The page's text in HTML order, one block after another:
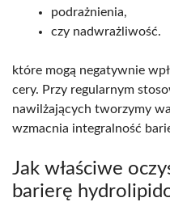
podrażnienia,
czy nadwrażliwość.
które mogą negatywnie
cery. Przy regularnym
nawilżających tworzymy
wzmacnia integralność
Jak właściwe
barierę